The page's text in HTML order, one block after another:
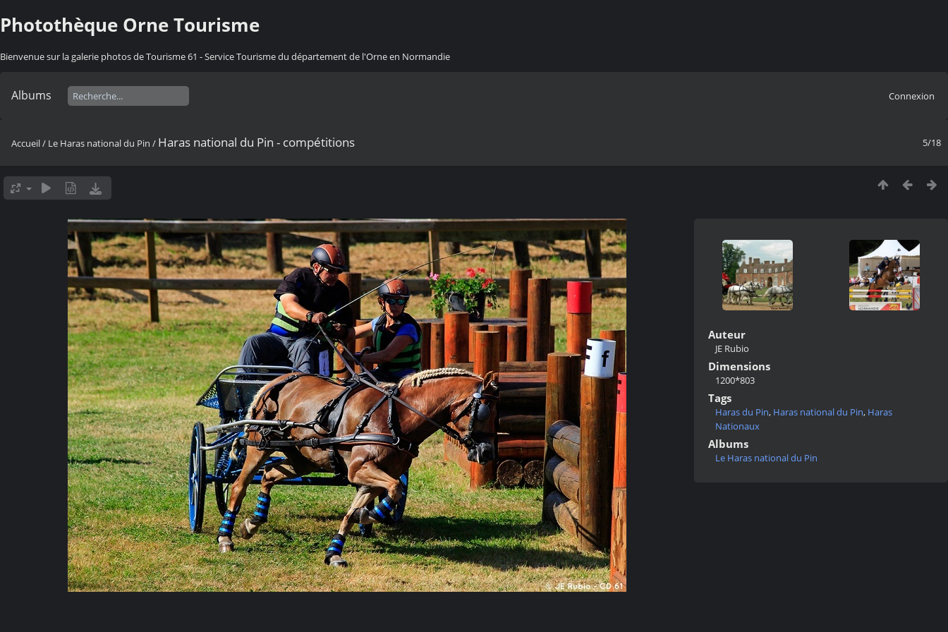
Photothèque Orne Tourisme
Bienvenue sur la galerie photos de Tourisme 61 - Service Tourisme du département de l'Orne en Normandie
Albums Connexion
5/18
Accueil/ Le Haras national du Pin / Haras national du Pin - compétitions
Auteur
JE Rubio
Dimensions
1200*803
Tags
Haras du Pin, Haras national du Pin, Haras
Nationaux
Albums
Le Haras national du Pin